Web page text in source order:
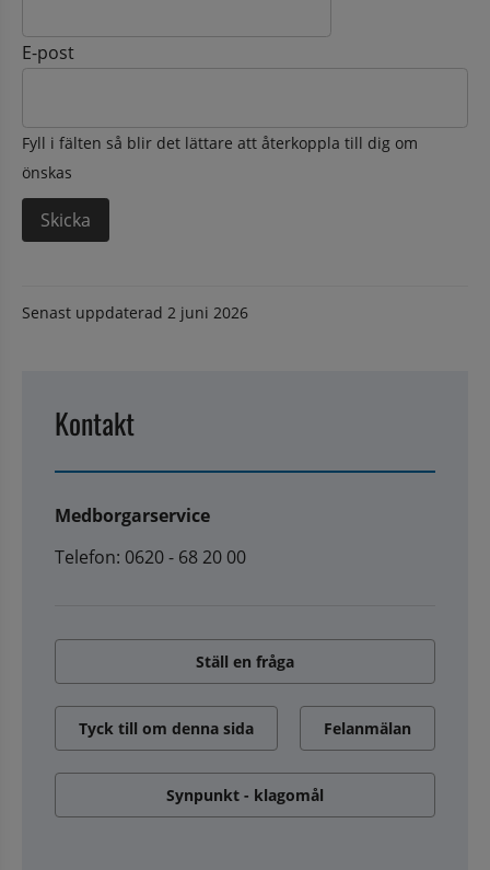
E-post
Fyll i fälten så blir det lättare att återkoppla till dig om
önskas
Senast uppdaterad 2 juni 2026
Kontakt
Medborgarservice
Telefon: 0620 - 68 20 00
Ställ en fråga
Tyck till om denna sida Felanmälan
Synpunkt - klagomål